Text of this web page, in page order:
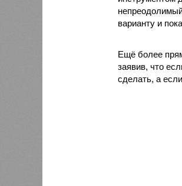
варианту и
Ещё более
заявив, что
сделать, а